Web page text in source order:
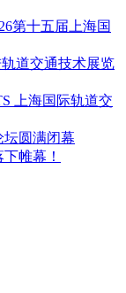
第十五届上海国
道交通技术展览
上海国际轨道交
坛圆满闭幕
帷幕！